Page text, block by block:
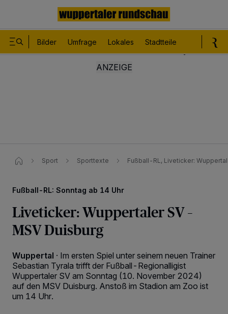
Bilder Umfrage Lokales Stadtteile
Sport Sporttexte Fußball-RL, Liveticker:
Fußball-RL: Sonntag ab 14 Uhr
Liveticker: Wuppertaler SV –
MSV Duisburg
Wuppertal · Im ersten Spiel unter seinem neuen Trainer
Sebastian Tyrala trifft der Fußball-Regionalligist
Wuppertaler SV am Sonntag (10. November 2024)
auf den MSV Duisburg. Anstoß im Stadion am Zoo ist
um 14 Uhr.